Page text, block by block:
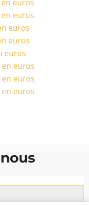
euros
euros
euros
euros
euros
en euros
en euros
en euros